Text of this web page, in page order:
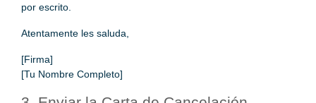
por escrito.
Atentamente les saluda,
[Firma]
[Tu Nombre Completo]